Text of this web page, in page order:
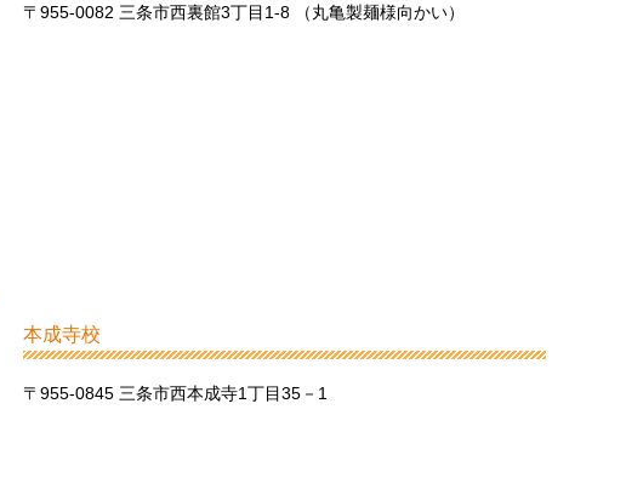
〒955-0082 三条市西裏館3丁目1-8 （丸亀製麺様向かい）
本成寺校
〒955-0845 三条市西本成寺1丁目35－1